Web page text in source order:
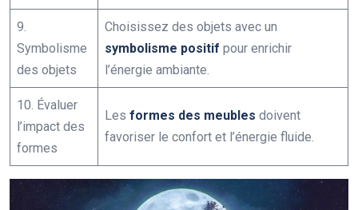
9.
Symbolisme
des objets
Choisissez des objets avec un
symbolisme positif pour enrichir
l’énergie ambiante.
10. Évaluer
l’impact des
formes
Les formes des meubles doivent
favoriser le confort et l’énergie fluide.